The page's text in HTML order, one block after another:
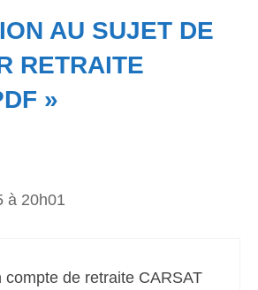
AU SUJET DE
RETRAITE
»
à 20h01
compte de retraite CARSAT